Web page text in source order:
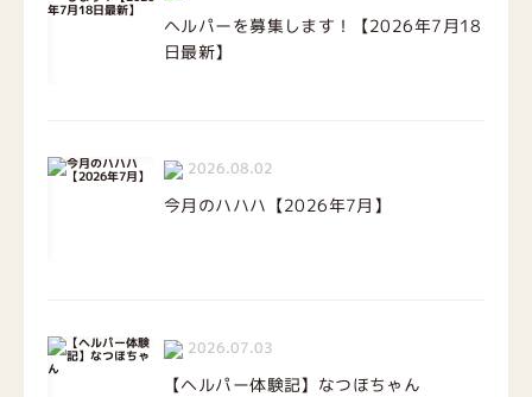
ヘルパーを募集します！【2026年7月18
日最新】
2026.08.02
今月のハハハ【2026年7月】
2026.07.03
【ヘルパー体験記】なつほちゃん